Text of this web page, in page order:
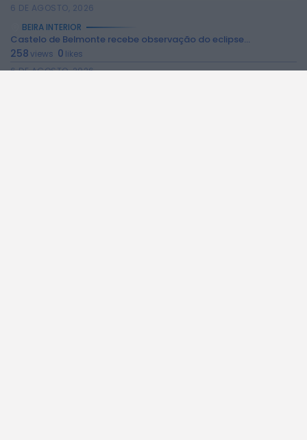
6 DE AGOSTO, 2026
BEIRA INTERIOR
Castelo de Belmonte recebe observação do eclipse...
258views 0 likes
6 DE AGOSTO, 2026